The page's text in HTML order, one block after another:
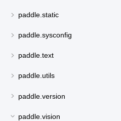
paddle.static
paddle.sysconfig
paddle.text
paddle.utils
paddle.version
paddle.vision